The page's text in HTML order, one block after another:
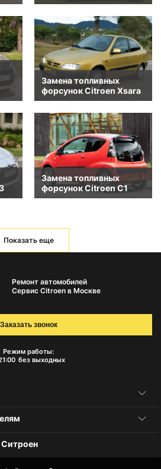
Замена топливных
форсунок Citroen Xsara
Замена топливных
форсунок Citroen C1
Показать еще
Ремонт автомобилей
Сервис Citroen в Москве
Режим работы:
без выходных
Заказать звонок
Ситроен